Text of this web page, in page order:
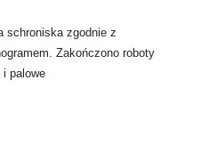
schroniska zgodnie z
Zakończono roboty
i palowe